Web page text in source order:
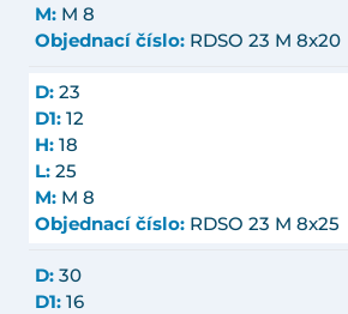
M: M 8
Objednací číslo: RDSO 23 M 8x20
D: 23
D1: 12
H: 18
L: 25
M: M 8
Objednací číslo: RDSO 23 M 8x25
D: 30
D1: 16